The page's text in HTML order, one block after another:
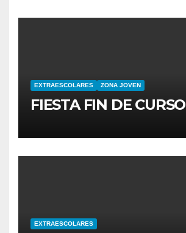
EXTRAESCOLARES ZONA JOVEN
FIESTA FIN DE CURSO
EXTRAESCOLARES